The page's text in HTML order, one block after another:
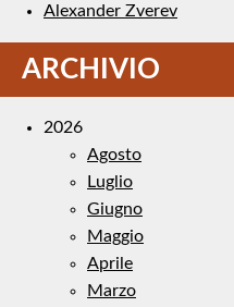
Alexander Zverev
ARCHIVIO
2026
Agosto
Luglio
Giugno
Maggio
Aprile
Marzo